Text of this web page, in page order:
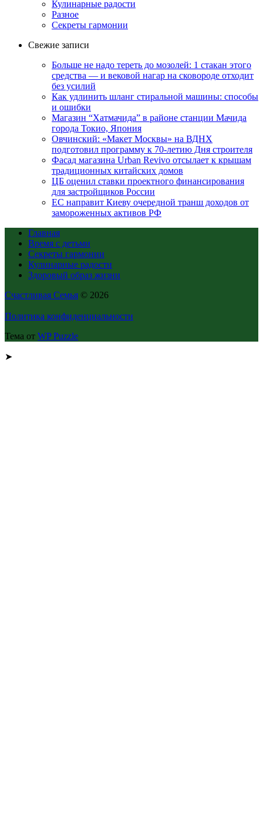
Кулинарные радости
Разное
Секреты гармонии
Свежие записи
Больше не надо тереть до мозолей: 1 стакан этого
средства — и вековой нагар на сковороде отходит
без усилий
Как удлинить шланг стиральной машины: способы
и ошибки
Магазин “Хатмачида” в районе станции Мачида
города Токио, Япония
Овчинский: «Макет Москвы» на ВДНХ
подготовил программу к 70-летию Дня строителя
Фасад магазина Urban Revivo отсылает к крышам
традиционных китайских домов
ЦБ оценил ставки проектного финансирования
для застройщиков России
ЕС направит Киеву очередной транш доходов от
замороженных активов РФ
Главная
Время с детьми
Секреты гармонии
Кулинарные радости
Здоровый образ жизни
Счастливая Семья © 2026
Политика конфиденциальности
Тема от WP Puzzle
➤